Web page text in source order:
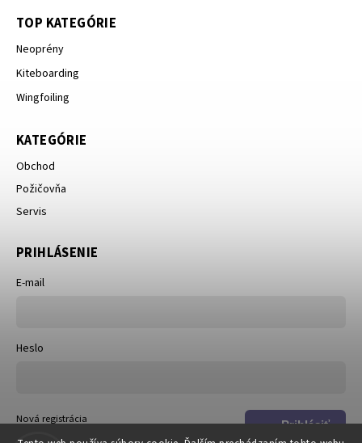
TOP KATEGÓRIE
Neoprény
Kiteboarding
Wingfoiling
KATEGÓRIE
Obchod
Požičovňa
Servis
PRIHLÁSENIE
E-mail
Heslo
Prihlásiť
Nová registrácia